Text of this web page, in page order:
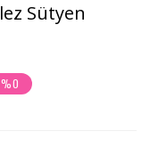
Sütyen
%0